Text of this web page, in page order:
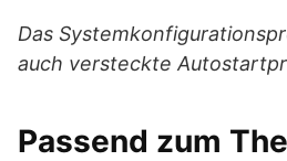
Das
auch versteckte
Passend zum